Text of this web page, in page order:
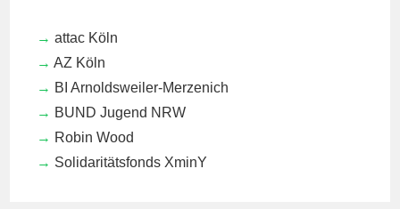
attac Köln
AZ Köln
BI Arnoldsweiler-Merzenich
BUND Jugend NRW
Robin Wood
Solidaritätsfonds XminY